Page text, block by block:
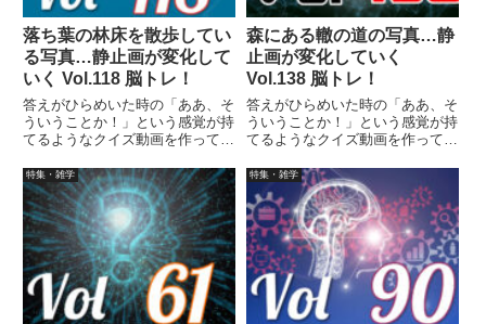
落ち葉の林床を散歩してい
る写真…静止画が変化して
いく Vol.118 脳トレ！
答えがひらめいた時の「ああ、そ
ういうことか！」という感覚が持
てるようなクイズ動画を作ってみ
画に答えはありませんので、最後
まで繰り返し見られます。
森にある轍の道の写真…静
止画が変化していく
Vol.138 脳トレ！
答えがひらめいた時の「ああ、そ
ういうことか！」という感覚が持
てるようなクイズ動画を作ってみ
画に答えはありませんので、最後
まで繰り返し見られます。
特集・雑学 特集・雑学